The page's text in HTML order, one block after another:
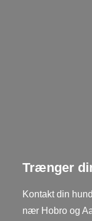
Trænger
Kontakt din
nær Hobro og